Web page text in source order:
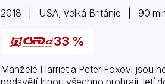
2018 | USA, Velká Británie | 90
33 %
Manželé Harriet a Peter Foxovi jsou
podsvětí Irinou všechno prohrají, letí